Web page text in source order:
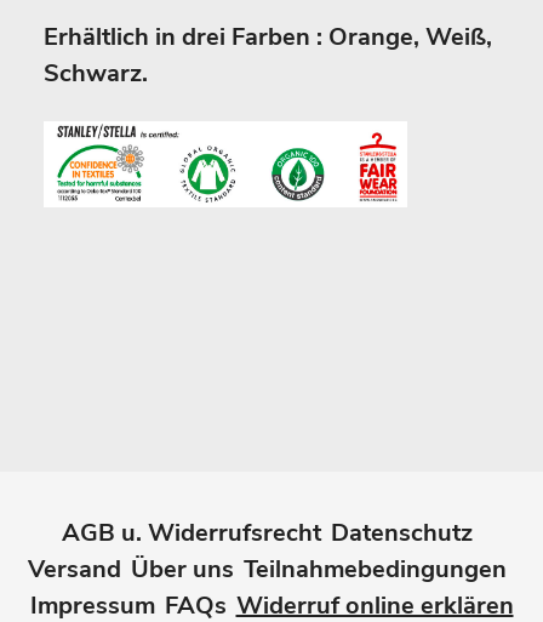
Erhältlich in drei Farben : Orange, Weiß,
Schwarz.
AGB u. Widerrufsrecht Datenschutz
Versand Über uns Teilnahmebedingungen
Impressum FAQs Widerruf online erklären